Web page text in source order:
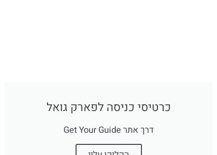
כרטיסי כניסה לפארק גואל
דרך אתר Get Your Guide